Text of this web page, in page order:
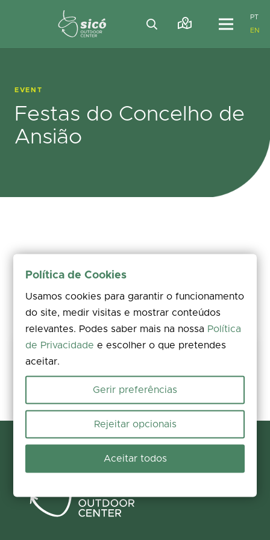
PT
EN
EVENT
Festas do Concelho de
Ansião
Share your experience
Participate now
Política de Cookies
Usamos cookies para garantir o funcionamento
do site, medir visitas e mostrar conteúdos
relevantes. Podes saber mais na nossa Política
de Privacidade e escolher o que pretendes
aceitar.
Gerir preferências
Rejeitar opcionais
Aceitar todos